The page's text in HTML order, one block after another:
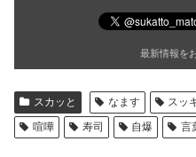
最新情報を
スカッと なます スッ
喧嘩
寿司 自爆 言